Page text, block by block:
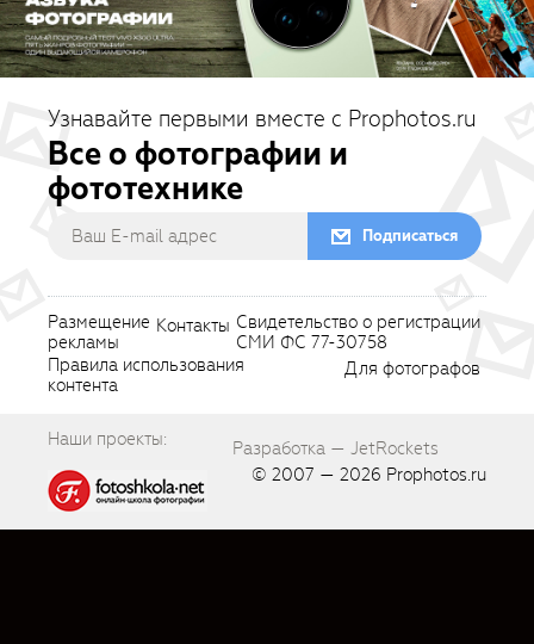
Узнавайте первыми вместе с Prophotos.ru
Все о фотографии и
фототехнике
Подписаться
Размещение
рекламы
Контакты Свидетельство о регистрации
СМИ ФС 77-30758
Правила использования
контента
Для фотографов
Наши проекты:
Разработка — JetRockets
© 2007 — 2026 Prophotos.ru